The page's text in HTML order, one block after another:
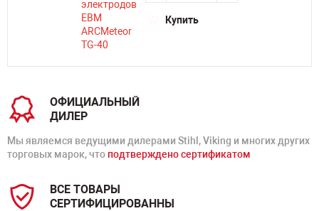
Купить
ОФИЦИАЛЬНЫЙ
ДИЛЕР
Мы являемся ведущими дилерами Stihl, Viking и многих других
торговых марок, что подтверждено сертификатом
ВСЕ ТОВАРЫ
СЕРТИФИЦИРОВАННЫ